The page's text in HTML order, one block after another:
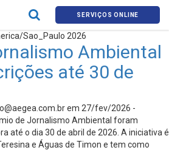
SERVIÇOS ONLINE
Sao_Paulo 2026
Ambiental
até 30 de
em 27/fev/2026 -
de Jornalismo Ambiental foram
até o dia 30 de abril de 2026. A iniciativa é
e Águas de Timon e tem como